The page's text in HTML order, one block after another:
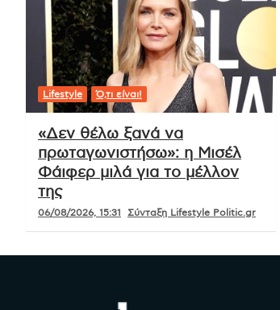
Lifestyle Ό,τι είναι!
«Δεν θέλω ξανά να
πρωταγωνιστήσω»: η Μισέλ
Φάιφερ μιλά για το μέλλον
της
06/08/2026, 15:31 Σύνταξη Lifestyle Politic.gr